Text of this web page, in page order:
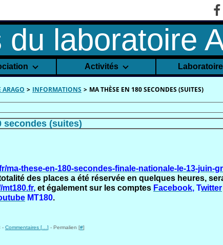
Activités Laboratoire
ARAGO > INFORMATIONS > MA THÈSE EN 180 SECONDES (SUITES)
secondes (suites)
ma-these-en-180-secondes-finale-nationale-le-13-juin-
des places a été réservée en quelques heures,
mt180.fr, et également sur les comptes Facebook, Twitter
MT180.
- Commentaires [ ] - Permalien [#]